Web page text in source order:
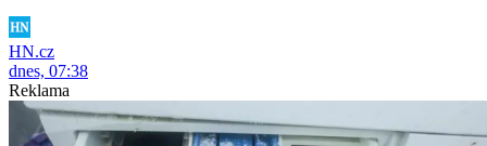
HN.cz
dnes, 07:38
Reklama